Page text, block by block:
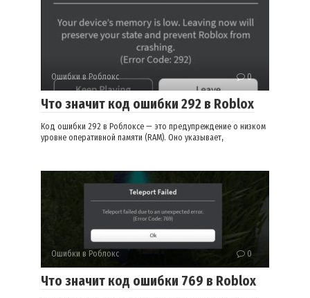
Ошибки в Роблокс 0
Что значит код ошибки 292 в Roblox
Код ошибки 292 в Роблоксе — это предупреждение о низком
уровне оперативной памяти (RAM). Оно указывает,
Ошибки в Роблокс 0
Что значит код ошибки 769 в Roblox